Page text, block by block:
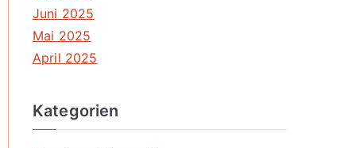
Juni 2025
Mai 2025
April 2025
Kategorien